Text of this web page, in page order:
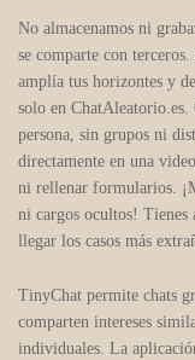
No almacenamos ni
se comparte con
amplía tus horizontes y
solo en ChatAleatorio.es.
persona, sin grupos ni
directamente en una
ni rellenar formularios.
ni cargos ocultos! Tienes
llegar los casos más
TinyChat permite chats
comparten intereses
individuales. La